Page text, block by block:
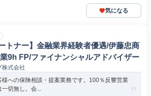
気になる
トナー】金融業界経験者優遇/伊藤忠商
9h FP/ファイナンシャルアドバイザー
株式会社
様への保険相談・提案業務です。100％反響営業
切無し。会...